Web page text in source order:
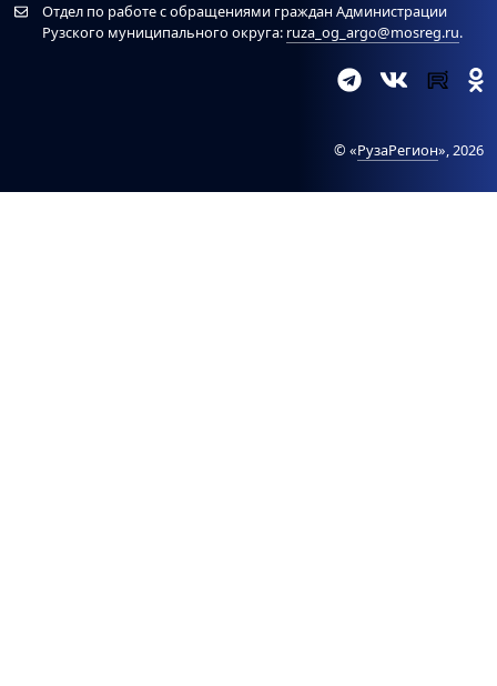
Отдел по работе с обращениями граждан Администрации
Рузского муниципального округа: ruza_og_argo@mosreg.ru.
© «РузаРегион», 2026